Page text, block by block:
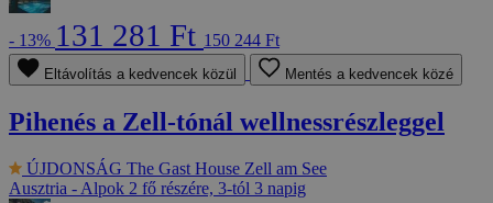
- 13% 131 281 Ft 150 244 Ft
Eltávolítás a kedvencek közül Mentés a kedvencek közé
Pihenés a Zell-tónál wellnessrészleggel
ÚJDONSÁG The Gast House Zell am See
Ausztria - Alpok 2 fő részére, 3-tól 3 napig